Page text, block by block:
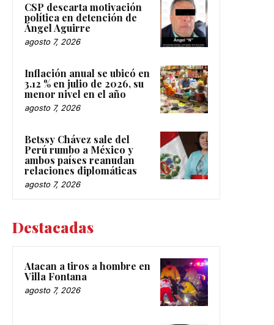
CSP descarta motivación
política en detención de
Ángel Aguirre
agosto 7, 2026
Inflación anual se ubicó en
3.12 % en julio de 2026, su
menor nivel en el año
agosto 7, 2026
Betssy Chávez sale del
Perú rumbo a México y
ambos países reanudan
relaciones diplomáticas
agosto 7, 2026
Destacadas
Atacan a tiros a hombre en
Villa Fontana
agosto 7, 2026